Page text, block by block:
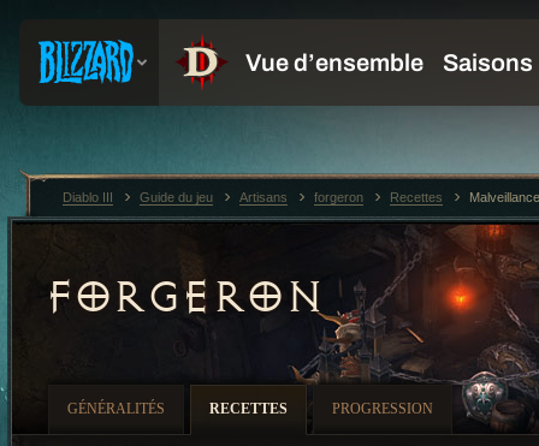
FORGERON
GÉNÉRALITÉS RECETTES PROGRESSION
Diablo III Guide du jeu Artisans forgeron Recettes